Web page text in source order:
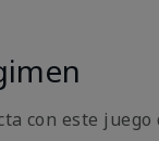
con este juego